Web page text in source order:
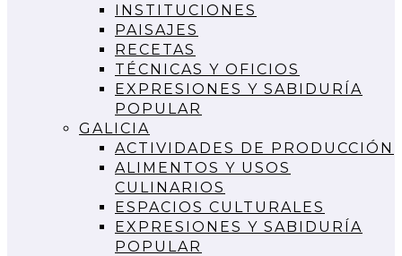
INSTITUCIONES
PAISAJES
RECETAS
TÉCNICAS Y OFICIOS
EXPRESIONES Y SABIDURÍA
POPULAR
GALICIA
ACTIVIDADES DE PRODUCCIÓN
ALIMENTOS Y USOS
CULINARIOS
ESPACIOS CULTURALES
EXPRESIONES Y SABIDURÍA
POPULAR